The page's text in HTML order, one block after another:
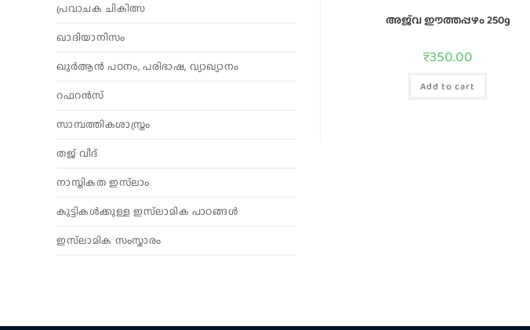
അജ്‌വ ഈത്തപ്പഴം 250g
₹350.00
Add to cart
പ്രവാചക ചികിത്സ
ഖാദിയാനിസം
ഖുർആൻ പഠനം, പരിഭാഷ, വ്യാഖ്യാനം
റഫറൻസ്
സാമ്പത്തികശാസ്ത്രം
തജ് വീദ്
നാസ്തികത ഇസ്‌ലാം
കുട്ടികൾക്കുള്ള ഇസ്‌ലാമിക പാഠങ്ങൾ
ഇസ്‌ലാമിക സംസ്കാരം